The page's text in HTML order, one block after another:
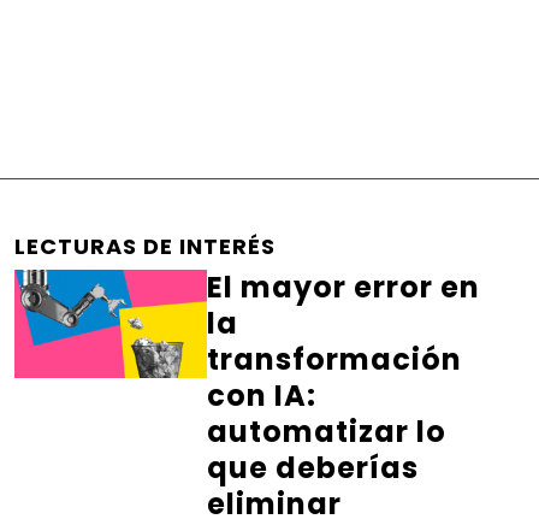
LECTURAS DE INTERÉS
El mayor error en
la
transformación
con IA:
automatizar lo
que deberías
eliminar